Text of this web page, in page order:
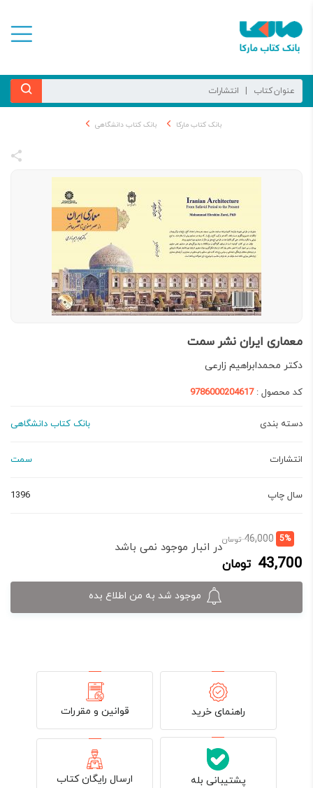
بانک کتاب مارکا بانک کتاب دانشگاهی
معماری ایران نشر سمت
دکتر محمدابراهیم زارعی
کد محصول :9786000204617
دسته بندی بانک کتاب دانشگاهی
انتشارات سمت
سال چاپ 1396
5%
46,000 تومانقیمت
اصلی:
43,700 تومان
قیمت
فعلی:
43,700 تومان.
در انبار موجود نمی باشد
موجود شد به من اطلاع بده
راهنمای خرید قوانین و مقررات
پشتیبانی بله ارسال رایگان کتاب